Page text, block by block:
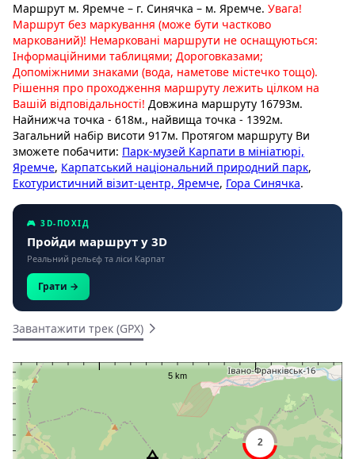
Маршрут м. Яремче – г. Синячка – м. Яремче. Увага!
Маршрут без маркування (може бути частково
маркований)! Немарковані маршрути не оснащуються:
Інформаційними таблицями; Дороговказами;
Допоміжними знаками (вода, наметове містечко тощо).
Рішення про проходження маршруту лежить цілком на
Вашій відповідальності! Довжина маршруту 16793м.
Найнижча точка - 618м., найвища точка - 1392м.
Загальний набір висоти 917м. Протягом маршруту Ви
зможете побачити: Парк-музей Карпати в мініатюрі,
Яремче, Карпатський національний природний парк,
Екотуристичний візит-центр, Яремче, Гора Синячка.
🎮 3D-ПОХІД
Пройди маршрут у 3D
Реальний рельєф та ліси Карпат
Грати →
Завантажити трек (GPX)